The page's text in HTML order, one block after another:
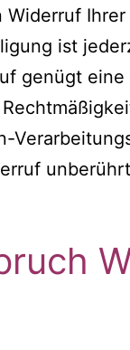
Widerruf
ist
genügt eine